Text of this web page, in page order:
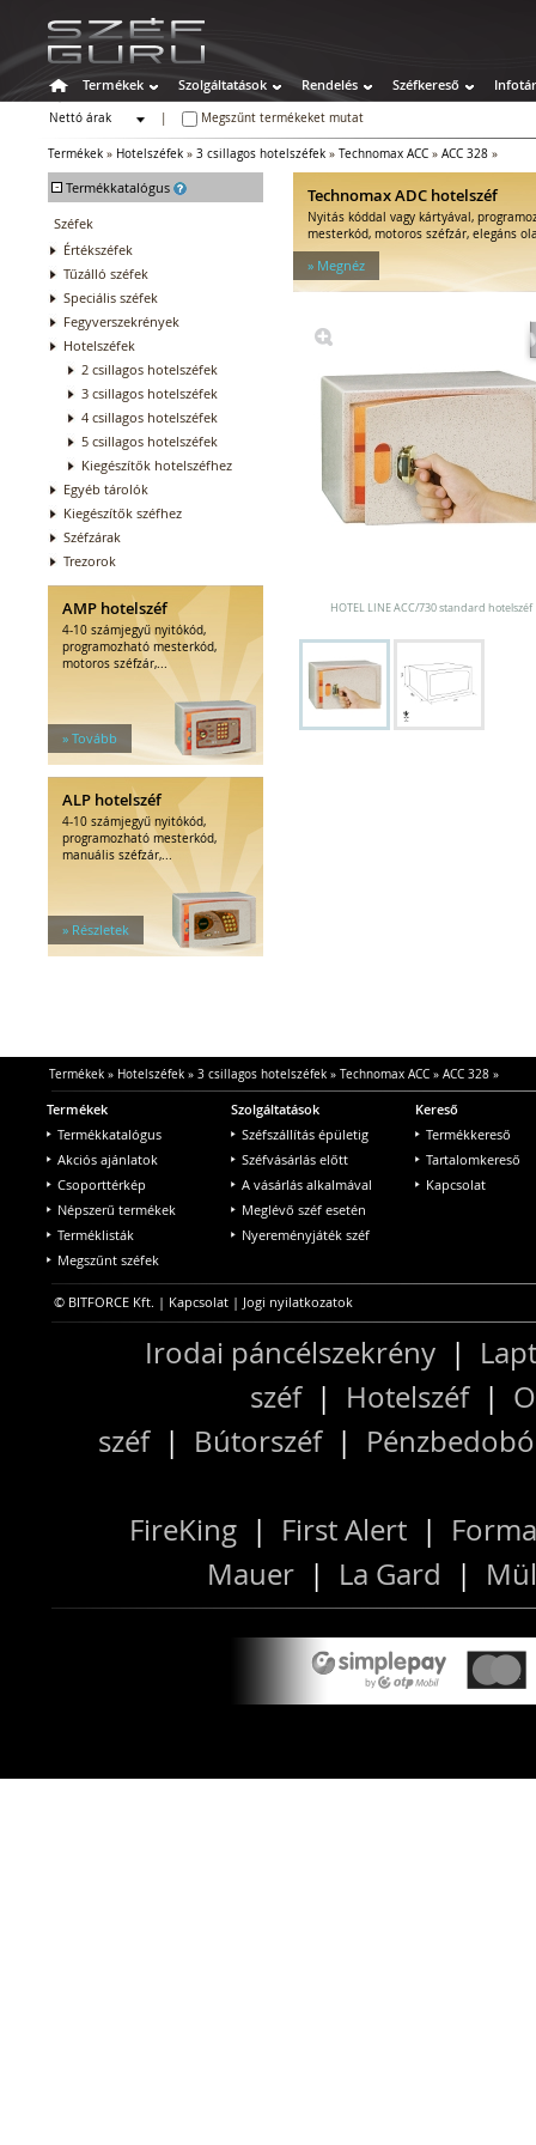
Termékek Szolgáltatások Rendelés Széfkereső Infotár
Nettó árak
Megszűnt termékeket mutat
Termékek » Hotelszéfek » 3 csillagos hotelszéfek » Technomax ACC » ACC 328 »
- Termékkatalógus
Széfek
Értékszéfek
Tűzálló széfek
Speciális széfek
Fegyverszekrények
Hotelszéfek
2 csillagos hotelszéfek
3 csillagos hotelszéfek
4 csillagos hotelszéfek
5 csillagos hotelszéfek
Kiegészítők hotelszéfhez
Egyéb tárolók
Kiegészítők széfhez
Széfzárak
Trezorok
AMP hotelszéf
4-10 számjegyű nyitókód,
programozható mesterkód,
motoros széfzár,...
» Tovább
ALP hotelszéf
4-10 számjegyű nyitókód,
programozható mesterkód,
manuális széfzár,...
» Részletek
Technomax ADC hotelszéf
Nyitás kóddal vagy kártyával,
mesterkód, motoros széfzár, elegáns
» Megnéz
HOTEL LINE ACC/730 standard hotelszéf
Termékek» Hotelszéfek» 3 csillagos hotelszéfek» Technomax ACC» ACC 328»
Termékek
Termékkatalógus
Akciós ajánlatok
Csoporttérkép
Népszerű termékek
Terméklisták
Megszűnt széfek
Szolgáltatások
Széfszállítás épületig
Széfvásárlás előtt
A vásárlás alkalmával
Meglévő széf esetén
Nyereményjáték széf
Kereső
Termékkereső
Tartalomkereső
Kapcsolat
© BITFORCE Kft. | Kapcsolat | Jogi nyilatkozatok
Irodai páncélszekrény |
széf| Hotelszéf|
széf| Bútorszéf|
FireKing | First Alert |
Mauer | La Gard |